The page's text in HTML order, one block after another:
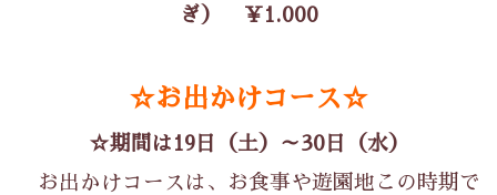
ぎ） ￥1.000
☆お出かけコース☆
☆期間は19日（土）～30日（水）
お出かけコースは、お食事や遊園地この時期で